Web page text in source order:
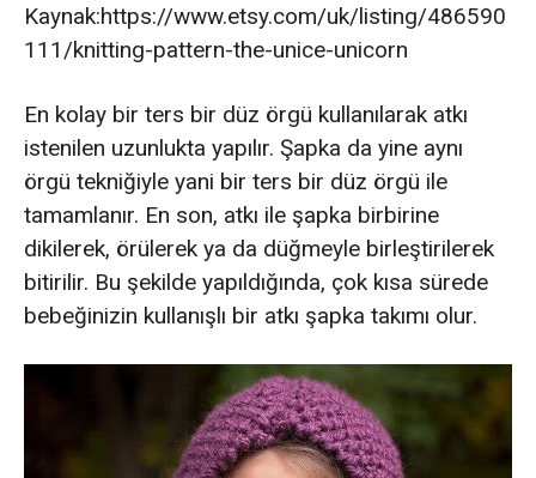
Kaynak:https://www.etsy.com/uk/listing/486590
111/knitting-pattern-the-unice-unicorn
En kolay bir ters bir düz örgü kullanılarak atkı
istenilen uzunlukta yapılır. Şapka da yine aynı
örgü tekniğiyle yani bir ters bir düz örgü ile
tamamlanır. En son, atkı ile şapka birbirine
dikilerek, örülerek ya da düğmeyle birleştirilerek
bitirilir. Bu şekilde yapıldığında, çok kısa sürede
bebeğinizin kullanışlı bir atkı şapka takımı olur.